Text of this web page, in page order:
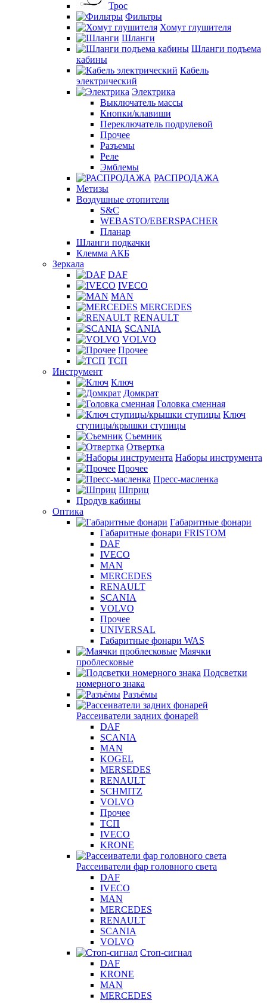
Трос
Фильтры
Хомут глушителя
Шланги
Шланги подъема
кабины
Кабель
электрический
Электрика
Выключатель массы
Кнопки/клавиши
Переключатель подрулевой
Прочее
Разъемы
Реле
Эмблемы
РАСПРОДАЖА
Метизы
Воздушные отопители
S&C
WEBASTO/EBERSPACHER
Планар
Шланги подкачки
Клемма АКБ
Зеркала
DAF
IVECO
MAN
MERCEDES
RENAULT
SCANIA
VOLVO
Прочее
ТСП
Инструмент
Ключ
Домкрат
Головка сменная
Ключ
ступицы/крышки ступицы
Съемник
Отвертка
Наборы инструмента
Прочее
Пресс-масленка
Шприц
Продув кабины
Оптика
Габаритные фонари
Габаритные фонари FRISTOM
DAF
IVECO
MAN
MERCEDES
RENAULT
SCANIA
VOLVO
Прочее
UNIVERSAL
Габаритные фонари WAS
Маячки
проблесковые
Подсветки
номерного знака
Разъёмы
Рассеиватели задних фонарей
DAF
SCANIA
MAN
KOGEL
MERSEDES
RENAULT
SCHMITZ
VOLVO
Прочее
ТСП
IVECO
KRONE
Рассеиватели фар головного света
DAF
IVECO
MAN
MERCEDES
RENAULT
SCANIA
VOLVO
Стоп-сигнал
DAF
KRONE
MAN
MERCEDES